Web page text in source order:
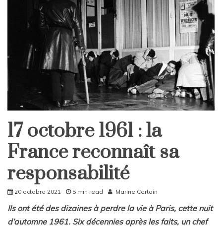
Politique
17 octobre 1961 : la
France reconnaît sa
responsabilité
20 octobre 2021 5 min read Marine Certain
Ils ont été des dizaines à perdre la vie à Paris, cette nuit
d’automne 1961. Six décennies après les faits, un chef